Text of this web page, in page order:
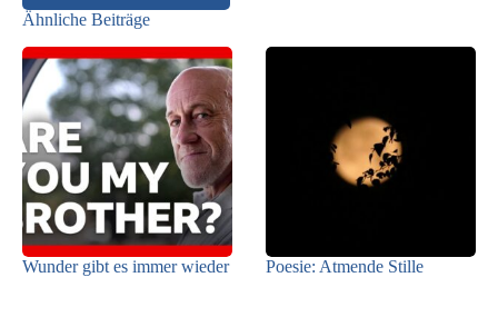
Ähnliche Beiträge
Wunder gibt es immer wieder Poesie: Atmende Stille